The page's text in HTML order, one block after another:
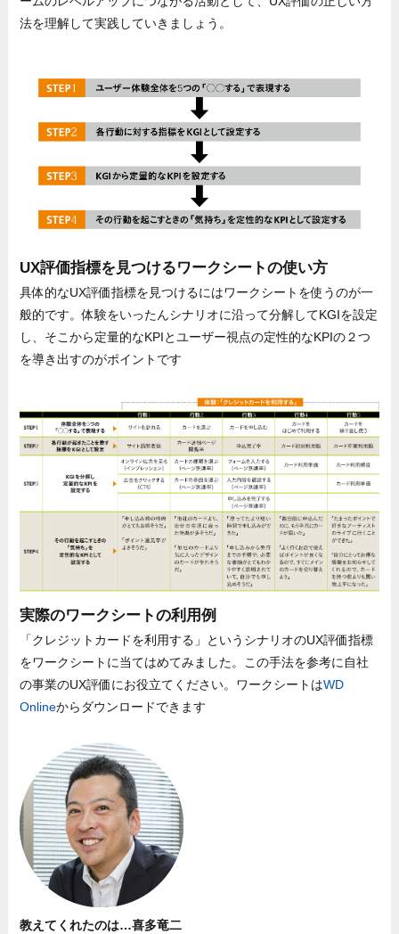
法を理解して実践していきましょう。
UX評価指標を見つけるワークシートの使い方
具体的なUX評価指標を見つけるにはワークシートを使うのが一
般的です。体験をいったんシナリオに沿って分解してKGIを設定
し、そこから定量的なKPIとユーザー視点の定性的なKPIの２つ
を導き出すのがポイントです
実際のワークシートの利用例
「クレジットカードを利用する」というシナリオのUX評価指標
をワークシートに当てはめてみました。この手法を参考に自社
の事業のUX評価にお役立てください。ワークシートはWD
Onlineからダウンロードできます
教えてくれたのは…喜多竜二